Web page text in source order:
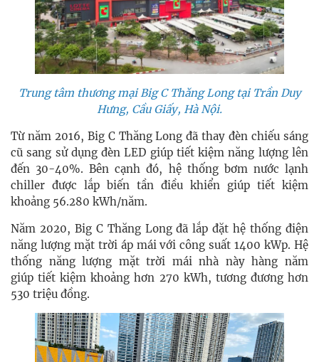
Trung tâm thương mại Big C Thăng Long tại Trần Duy
Hưng, Cầu Giấy, Hà Nội.
Từ năm 2016, Big C Thăng Long đã thay đèn chiếu sáng
cũ sang sử dụng đèn LED giúp tiết kiệm năng lượng lên
đến 30-40%. Bên cạnh đó, hệ thống bơm nước lạnh
chiller được lắp biến tần điều khiển giúp tiết kiệm
khoảng 56.280 kWh/năm.
Năm 2020, Big C Thăng Long đã lắp đặt hệ thống điện
năng lượng mặt trời áp mái với công suất 1400 kWp. Hệ
thống năng lượng mặt trời mái nhà này hàng năm
giúp tiết kiệm khoảng hơn 270 kWh, tương đương hơn
530 triệu đồng.